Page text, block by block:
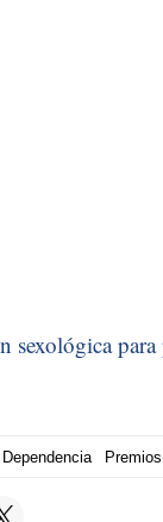
sexológica para
Dependencia